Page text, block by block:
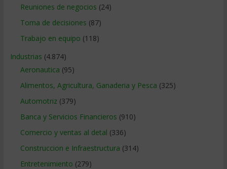
Reuniones de negocios (24)
Toma de decisiones (87)
Trabajo en equipo (118)
Industrias (4.874)
Aeronautica (95)
Alimentos, Agricultura, Ganaderia y Pesca (325)
Automotriz(379)
Banca y Servicios Financieros (910)
Comercio y ventas al detal (336)
Construccion e Infraestructura (314)
Entretenimiento (279)